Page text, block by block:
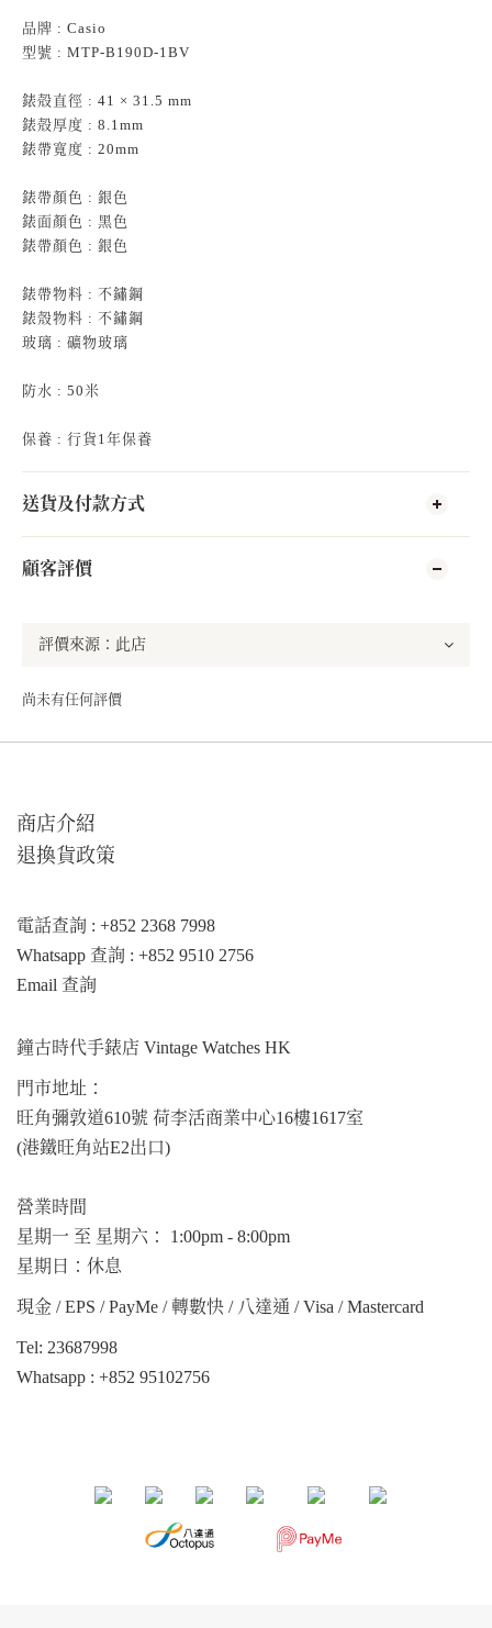
品牌 : Casio
型號 : MTP-B190D-1BV
錶殻直徑 : 41 × 31.5 mm
錶殻厚度 : 8.1mm
錶帶寬度 : 20mm
錶帶顏色 : 銀色
錶面顏色 : 黑色
錶帶顏色 : 銀色
錶帶物料 : 不鏽鋼
錶殼物料 : 不鏽鋼
玻璃 : 礦物玻璃
防水 : 50米
保養 : 行貨1年保養
送貨及付款方式
顧客評價
尚未有任何評價
商店介紹
退換貨政策
電話查詢 : +852 2368 7998
Whatsapp 查詢 : +852 9510 2756
Email 查詢
鐘古時代手錶店 Vintage Watches HK
門市地址：
旺角彌敦道610號 荷李活商業中心16樓1617室
(港鐵旺角站E2出口)
營業時間
星期一 至 星期六： 1:00pm - 8:00pm
星期日：休息
現金 / EPS / PayMe / 轉數快 / 八達通 / Visa / Mastercard
Tel: 23687998
Whatsapp : +852 95102756